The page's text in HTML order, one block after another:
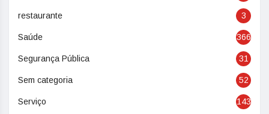
restaurante 3
Saúde 366
Segurança Pública 31
Sem categoria 52
Serviço 143